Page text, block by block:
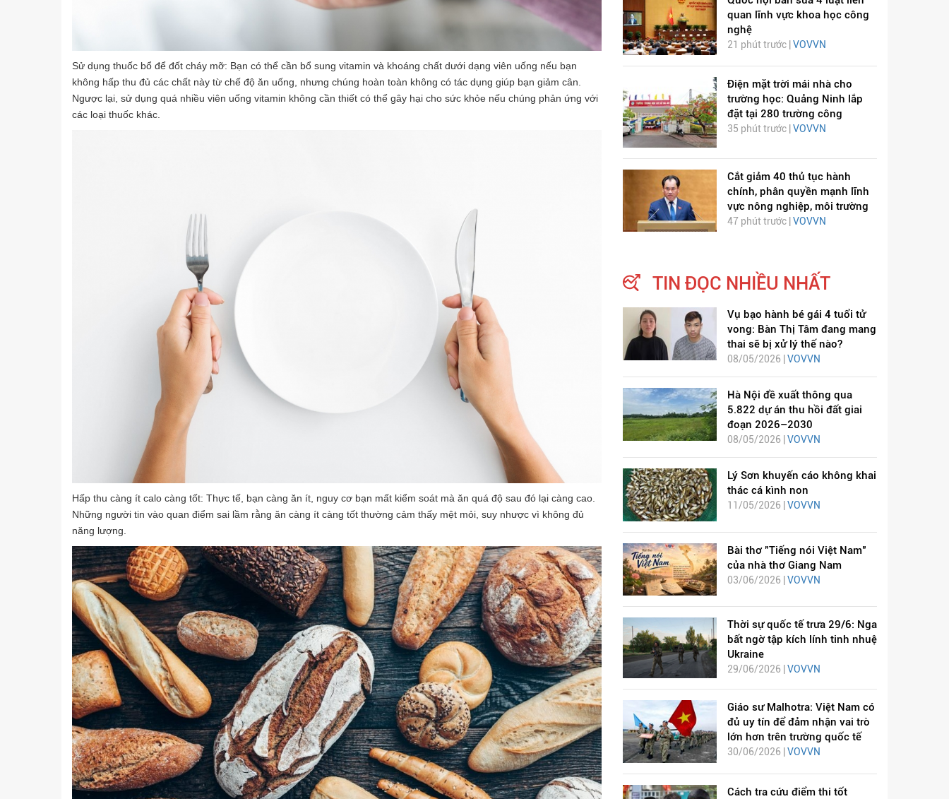
Sử dụng thuốc bổ để đốt cháy mỡ: Bạn có thể cần bổ sung vitamin và khoáng chất dưới dạng viên uống nếu bạn
không hấp thu đủ các chất này từ chế độ ăn uống, nhưng chúng hoàn toàn không có tác dụng giúp bạn giảm cân.
Ngược lại, sử dụng quá nhiều viên uống vitamin không cần thiết có thể gây hại cho sức khỏe nếu chúng phản ứng với
các loại thuốc khác.
Hấp thu càng ít calo càng tốt: Thực tế, bạn càng ăn ít, nguy cơ bạn mất kiểm soát mà ăn quá độ sau đó lại càng cao.
Những người tin vào quan điểm sai lầm rằng ăn càng ít càng tốt thường cảm thấy mệt mỏi, suy nhược vì không đủ
năng lượng.
quan lĩnh vực khoa học công
nghệ
21 phút trước | VOVVN
Điện mặt trời mái nhà cho
trường học: Quảng Ninh lắp
đặt tại 280 trường công
35 phút trước | VOVVN
Cắt giảm 40 thủ tục hành
chính, phân quyền mạnh lĩnh
vực nông nghiệp, môi trường
47 phút trước | VOVVN
TIN ĐỌC NHIỀU NHẤT
Vụ bạo hành bé gái 4 tuổi tử
vong: Bàn Thị Tâm đang mang
thai sẽ bị xử lý thế nào?
08/05/2026 | VOVVN
Hà Nội đề xuất thông qua
5.822 dự án thu hồi đất giai
đoạn 2026–2030
08/05/2026 | VOVVN
Lý Sơn khuyến cáo không khai
thác cá kình non
11/05/2026 | VOVVN
Bài thơ "Tiếng nói Việt Nam"
của nhà thơ Giang Nam
03/06/2026 |VOVVN
Thời sự quốc tế trưa 29/6: Nga
bất ngờ tập kích lính tinh nhuệ
Ukraine
29/06/2026 | VOVVN
Giáo sư Malhotra: Việt Nam có
đủ uy tín để đảm nhận vai trò
lớn hơn trên trường quốc tế
30/06/2026 | VOVVN
Cách tra cứu điểm thi tốt